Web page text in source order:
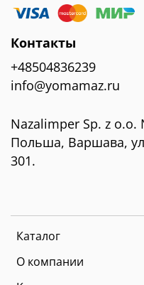
Каталог
О компании
Контакты
+48504836239
info@yomamaz.ru
Nazalimper Sp. z o.o.
Польша, Варшава,
301.